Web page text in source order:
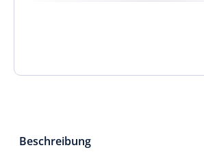
Beschreibung